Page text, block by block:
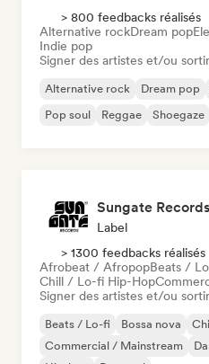
> 800 feedbacks réalisés
Alternative rockDream pop
Indie pop
Signer des artistes et/ou
Alternative rock Dream pop
Pop soul
Reggae Shoegaze
Sungate Records
Label
> 1300 feedbacks réalisés
Afrobeat / AfropopBeats /
Chill / Lo-fi Hip-Hop
Signer des artistes et/ou
Beats / Lo-fi Bossa nova
Commercial / Mainstream